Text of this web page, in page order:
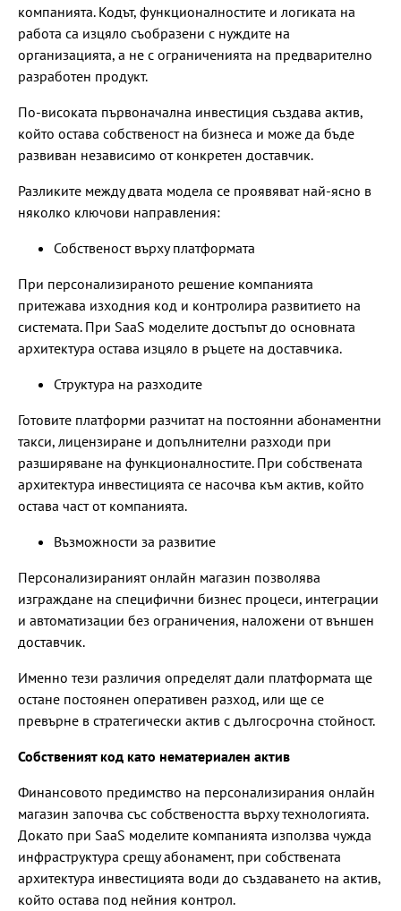
компанията. Кодът, функционалностите и логиката на
работа са изцяло съобразени с нуждите на
организацията, а не с ограниченията на предварително
разработен продукт.
По-високата първоначална инвестиция създава актив,
който остава собственост на бизнеса и може да бъде
развиван независимо от конкретен доставчик.
Разликите между двата модела се проявяват най-ясно в
няколко ключови направления:
Собственост върху платформата
При персонализираното решение компанията
притежава изходния код и контролира развитието на
системата. При SaaS моделите достъпът до основната
архитектура остава изцяло в ръцете на доставчика.
Структура на разходите
Готовите платформи разчитат на постоянни абонаментни
такси, лицензиране и допълнителни разходи при
разширяване на функционалностите. При собствената
архитектура инвестицията се насочва към актив, който
остава част от компанията.
Възможности за развитие
Персонализираният онлайн магазин позволява
изграждане на специфични бизнес процеси, интеграции
и автоматизации без ограничения, наложени от външен
доставчик.
Именно тези различия определят дали платформата ще
остане постоянен оперативен разход, или ще се
превърне в стратегически актив с дългосрочна стойност.
Собственият код като нематериален актив
Финансовото предимство на персонализирания онлайн
магазин започва със собствеността върху технологията.
Докато при SaaS моделите компанията използва чужда
инфраструктура срещу абонамент, при собствената
архитектура инвестицията води до създаването на актив,
който остава под нейния контрол.